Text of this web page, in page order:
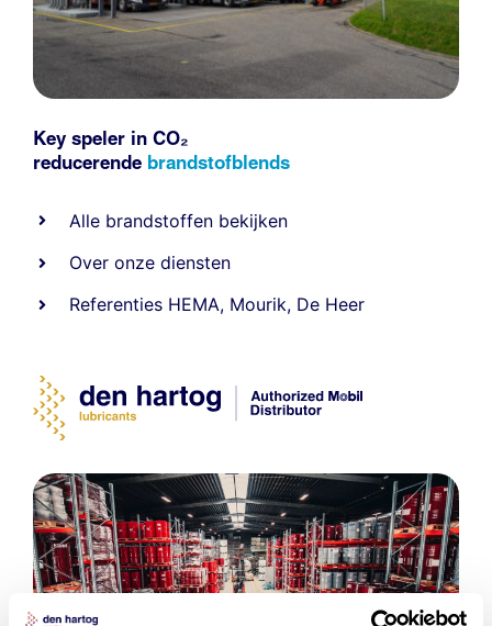
Key speler in CO₂
reducerende brandstofblends
Alle brandstoffen bekijken
Over onze diensten
Referenties HEMA, Mourik, De Heer